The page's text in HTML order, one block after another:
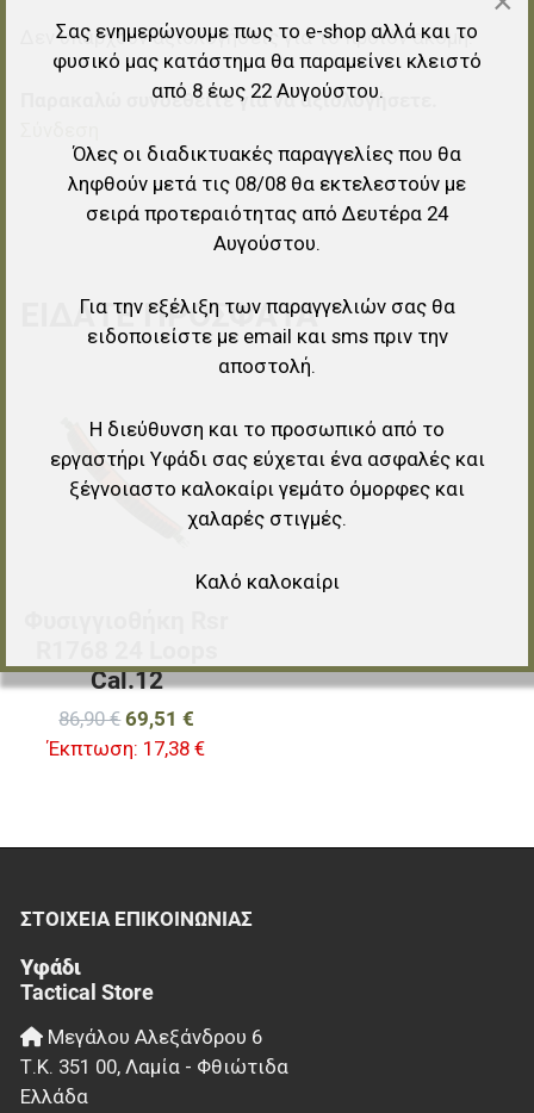
Δεν υπάρχουν αξιολογήσεις για το προϊόν ακόμη.
Παρακαλώ συνδεθείτε για να αξιολογήσετε.
ΕΊΔΑΤΕ ΠΡΌΣΦΑΤΑ
Προσθήκη για σύγκριση
Γρήγορη ματιά
Cal.12
86,90 € 69,51 €
Έκπτωση: 17,38 €
ΣΤΟΙΧΕΊΑ EΠΙΚΟΙΝΩΝΊΑΣ
Υφάδι
Tactical Store
Μεγάλου Αλεξάνδρου 6
Τ.Κ. 351 00, Λαμία - Φθιώτιδα
Ελλάδα
Σας ενημερώνουμε πως το e-shop αλλά και το
φυσικό μας κατάστημα θα παραμείνει κλειστό
από 8 έως 22 Αυγούστου.
Όλες οι διαδικτυακές παραγγελίες που θα
ληφθούν μετά τις 08/08 θα εκτελεστούν με
σειρά προτεραιότητας από Δευτέρα 24
Αυγούστου.
Για την εξέλιξη των παραγγελιών σας θα
ειδοποιείστε με email και sms πριν την
αποστολή.
Η διεύθυνση και το προσωπικό από το
εργαστήρι Υφάδι σας εύχεται ένα ασφαλές και
ξέγνοιαστο καλοκαίρι γεμάτο όμορφες και
χαλαρές στιγμές.
Καλό καλοκαίρι